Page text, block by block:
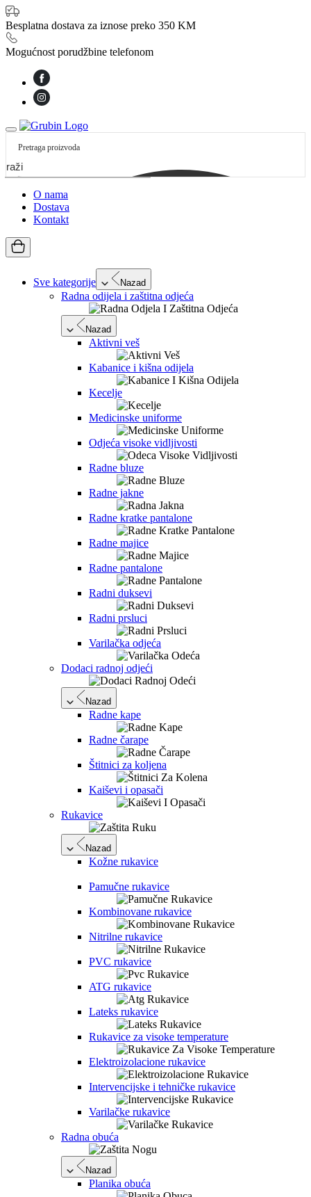
Besplatna dostava za iznose preko 350 KM
Mogućnost porudžbine telefonom
O nama
Dostava
Kontakt
Sve kategorije Nazad
Radna odijela i zaštitna odjeća
Nazad
Aktivni veš
Kabanice i kišna odijela
Kecelje
Medicinske uniforme
Odjeća visoke vidljivosti
Radne bluze
Radne jakne
Radne kratke pantalone
Radne majice
Radne pantalone
Radni duksevi
Radni prsluci
Varilačka odjeća
Dodaci radnoj odjeći
Nazad
Radne kape
Radne čarape
Štitnici za koljena
Kaiševi i opasači
Rukavice
Nazad
Kožne rukavice
Pamučne rukavice
Kombinovane rukavice
Nitrilne rukavice
PVC rukavice
ATG rukavice
Lateks rukavice
Rukavice za visoke temperature
Elektroizolacione rukavice
Intervencijske i tehničke rukavice
Varilačke rukavice
Radna obuća
Nazad
Planika obuća